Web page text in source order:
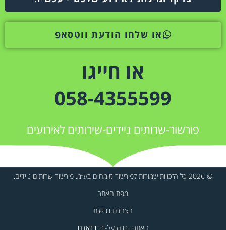
או שלחו הודעת ווטסאפ
או חייגו
058-4355599
פורשור-שרותים ניידים-שירותים לאירועים
© 2026 כל הזכויות שמורות לפורשור מומחים בע״מ. פורשור-שרותים ניידים.
מפת האתר
הצהרת נגישות
האתר נבנה על-ידיבנאדם